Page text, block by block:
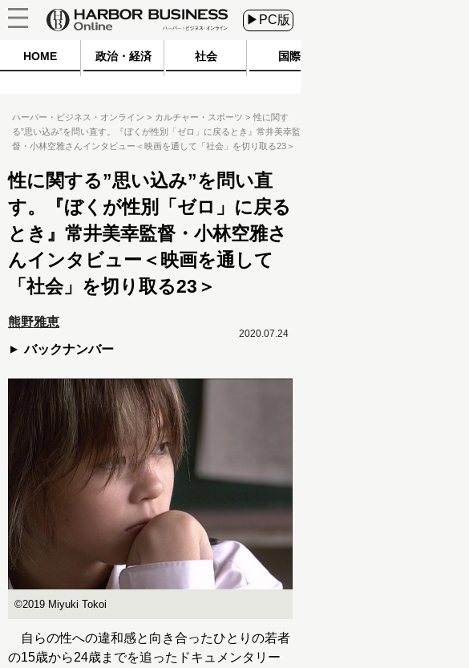
▶PC版
HOME 政治・経済 社会 国際
ハーバー・ビジネス・オンライン カルチャー・スポーツ
性に関す
る”思い込み”を問い直す。『ぼくが性別「ゼロ」に戻るとき』常井美幸監
督・小林空雅さんインタビュー＜映画を通して「社会」を切り取る23＞
性に関する”思い込み”を問い直
す。『ぼくが性別「ゼロ」に戻る
とき』常井美幸監督・小林空雅さ
んインタビュー＜映画を通して
「社会」を切り取る23＞
熊野雅恵
バックナンバー
2020.07.24
©2019 Miyuki Tokoi
自らの性への違和感と向き合ったひとりの若者
の15歳から24歳までを追ったドキュメンタリー